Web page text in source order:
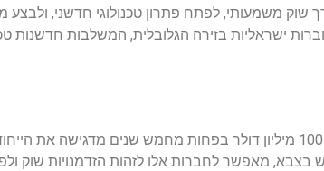
משמעותי, לפתח פתרון טכנולוגי חדשני, ולבצע
ישראליות בזירה הגלובלית, המשלבות חדשנות
התופעה של חברות ישראליות שצומחות במהירות מ-0 ל-100 מיליון דולר בפחות
בצבא, מאפשר לחברות אלו לזהות הזדמנויות שוק